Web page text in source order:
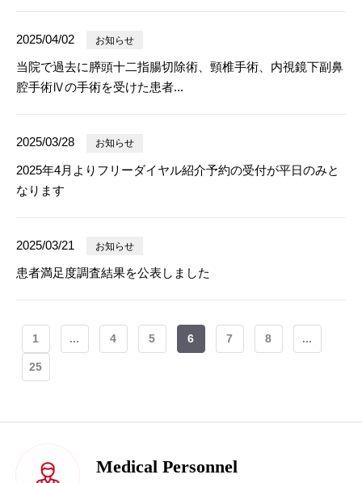
2025/04/02 お知らせ
当院で過去に膵頭十二指腸切除術、頸椎手術、内視鏡下副鼻
腔手術Ⅳの手術を受けた患者...
2025/03/28 お知らせ
2025年4月よりフリーダイヤル紹介予約の受付が平日のみと
なります
2025/03/21 お知らせ
患者満足度調査結果を公表しました
1 ... 4 5 6 7 8 ...
25
Medical Personnel